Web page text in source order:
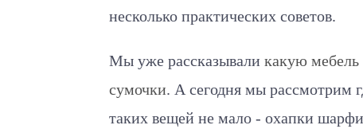
несколько практических советов.
Мы уже рассказывали какую мебель
сумочки. А сегодня мы рассмотрим
таких вещей не мало - охапки